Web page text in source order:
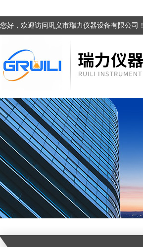
您好，欢迎访问巩义市瑞力仪器设备有限公司！